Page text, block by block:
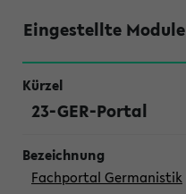
Eingestellte Module
23-GER-Portal
Fachportal Germanistik